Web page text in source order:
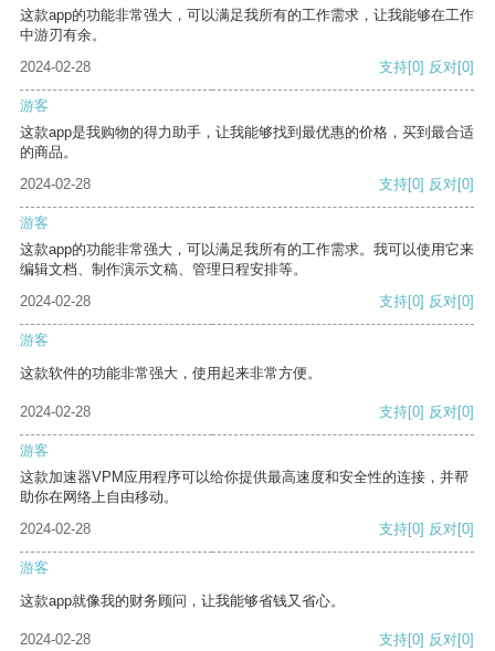
这款app的功能非常强大，可以满足我所有的工作需求，让我能够在工作
中游刃有余。
2024-02-28
支持[0] 反对[0]
游客
这款app是我购物的得力助手，让我能够找到最优惠的价格，买到最合适
的商品。
2024-02-28
支持[0] 反对[0]
游客
这款app的功能非常强大，可以满足我所有的工作需求。我可以使用它来
编辑文档、制作演示文稿、管理日程安排等。
2024-02-28
支持[0] 反对[0]
游客
这款软件的功能非常强大，使用起来非常方便。
2024-02-28 支持[0] 反对[0]
游客
这款加速器VPM应用程序可以给你提供最高速度和安全性的连接，并帮
助你在网络上自由移动。
2024-02-28
支持[0] 反对[0]
游客
这款app就像我的财务顾问，让我能够省钱又省心。
2024-02-28 支持[0] 反对[0]